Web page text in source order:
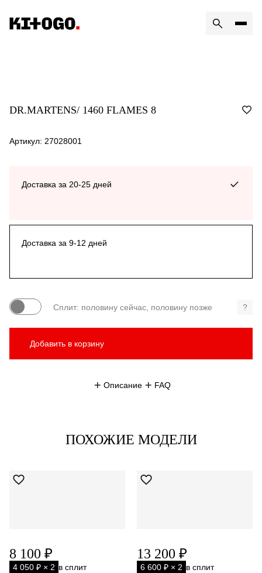
DR.MARTENS/ 1460 FLAMES 8
Артикул: 27028001
Доставка за 20-25 дней
Доставка за 9-12 дней
Сплит: половину сейчас, половину позже ?
Добавить в корзину
Описание FAQ
ПОХОЖИЕ МОДЕЛИ
8 100 ₽
4 050 ₽ × 2 в сплит
13 200 ₽
6 600 ₽ × 2 в сплит